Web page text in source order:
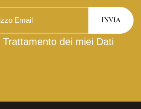
Trattamento dei miei Dati